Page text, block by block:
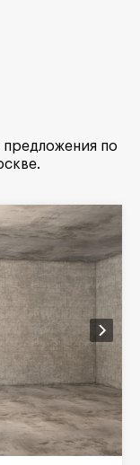
предложения по